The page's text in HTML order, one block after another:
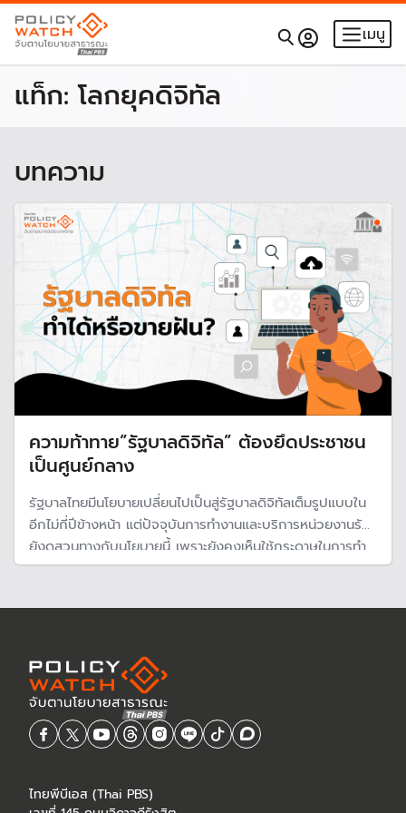
เมนู
แท็ก:โลกยุคดิจิทัล
บทความ
ความท้าทาย”รัฐบาลดิจิทัล” ต้องยึดประชาชน
เป็นศูนย์กลาง
รัฐบาลไทยมีนโยบายเปลี่ยนไปเป็นสู่รัฐบาลดิจิทัลเต็มรูปแบบใน
อีกไม่กี่ปีข้างหน้า แต่ปัจจุบันการทำงานและบริการหน่วยงานรัฐ
ยังดูสวนทางกับนโยบายนี้ เพราะยังคงเห็นใช้กระดาษในการทำ
ธุรกรรม ดังนั้นจะมีความเป็นไปได้มากแค่ไหนที่ไทยจะเป็นรัฐบาล
ไทยพีบีเอส (Thai PBS)